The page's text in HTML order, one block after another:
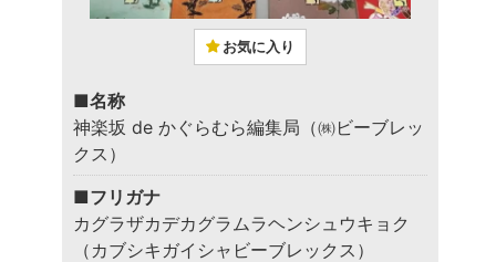
お気に入り
■名称
神楽坂 de かぐらむら編集局（㈱ビーブレッ
クス）
■フリガナ
カグラザカデカグラムラヘンシュウキョク
（カブシキガイシャビーブレックス）